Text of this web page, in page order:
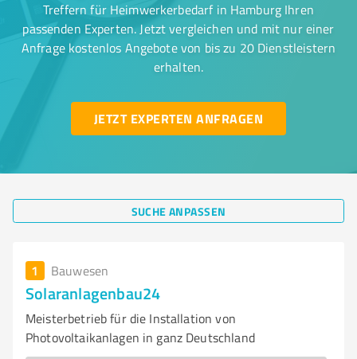
Treffern für Heimwerkerbedarf in Hamburg Ihren
passenden Experten. Jetzt vergleichen und mit nur einer
Anfrage kostenlos Angebote von bis zu 20 Dienstleistern
erhalten.
JETZT EXPERTEN ANFRAGEN
SUCHE ANPASSEN
1 Bauwesen
Solaranlagenbau24
Meisterbetrieb für die Installation von
Photovoltaikanlagen in ganz Deutschland